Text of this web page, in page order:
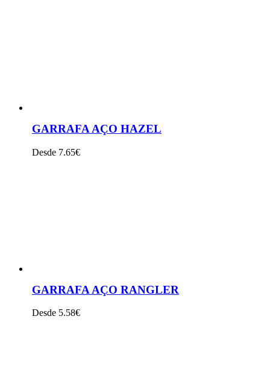
GARRAFA AÇO HAZEL
Desde 7.65€
GARRAFA AÇO RANGLER
Desde 5.58€